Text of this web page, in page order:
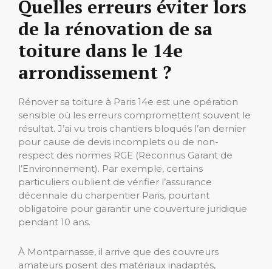
Quelles erreurs éviter lors
de la rénovation de sa
toiture dans le 14e
arrondissement ?
Rénover sa toiture à Paris 14e est une opération
sensible où les erreurs compromettent souvent le
résultat. J’ai vu trois chantiers bloqués l’an dernier
pour cause de devis incomplets ou de non-
respect des normes RGE (Reconnus Garant de
l’Environnement). Par exemple, certains
particuliers oublient de vérifier l’assurance
décennale du charpentier Paris, pourtant
obligatoire pour garantir une couverture juridique
pendant 10 ans.
À Montparnasse, il arrive que des couvreurs
amateurs posent des matériaux inadaptés,